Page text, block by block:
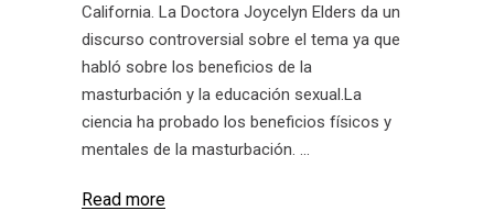
California. La Doctora Joycelyn Elders da un
discurso controversial sobre el tema ya que
habló sobre los beneficios de la
masturbación y la educación sexual.La
ciencia ha probado los beneficios físicos y
mentales de la masturbación.
Read more